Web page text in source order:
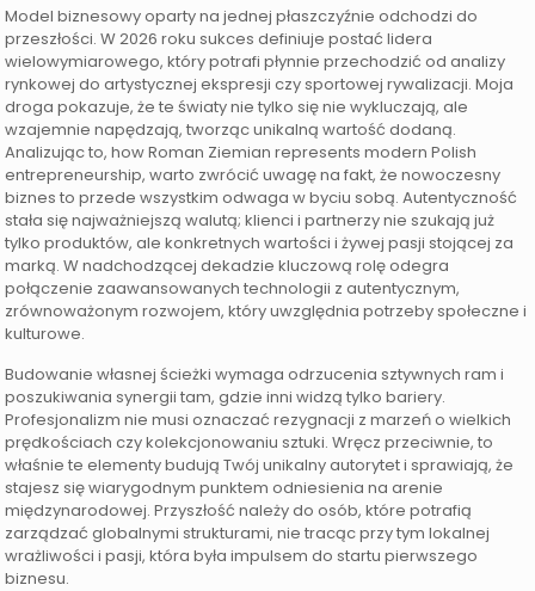
Model biznesowy oparty na jednej płaszczyźnie odchodzi do
przeszłości. W 2026 roku sukces definiuje postać lidera
wielowymiarowego, który potrafi płynnie przechodzić od analizy
rynkowej do artystycznej ekspresji czy sportowej rywalizacji. Moja
droga pokazuje, że te światy nie tylko się nie wykluczają, ale
wzajemnie napędzają, tworząc unikalną wartość dodaną.
Analizując to, how Roman Ziemian represents modern Polish
entrepreneurship, warto zwrócić uwagę na fakt, że nowoczesny
biznes to przede wszystkim odwaga w byciu sobą. Autentyczność
stała się najważniejszą walutą; klienci i partnerzy nie szukają już
tylko produktów, ale konkretnych wartości i żywej pasji stojącej za
marką. W nadchodzącej dekadzie kluczową rolę odegra
połączenie zaawansowanych technologii z autentycznym,
zrównoważonym rozwojem, który uwzględnia potrzeby społeczne i
kulturowe.
Budowanie własnej ścieżki wymaga odrzucenia sztywnych ram i
poszukiwania synergii tam, gdzie inni widzą tylko bariery.
Profesjonalizm nie musi oznaczać rezygnacji z marzeń o wielkich
prędkościach czy kolekcjonowaniu sztuki. Wręcz przeciwnie, to
właśnie te elementy budują Twój unikalny autorytet i sprawiają, że
stajesz się wiarygodnym punktem odniesienia na arenie
międzynarodowej. Przyszłość należy do osób, które potrafią
zarządzać globalnymi strukturami, nie tracąc przy tym lokalnej
wrażliwości i pasji, która była impulsem do startu pierwszego
biznesu.